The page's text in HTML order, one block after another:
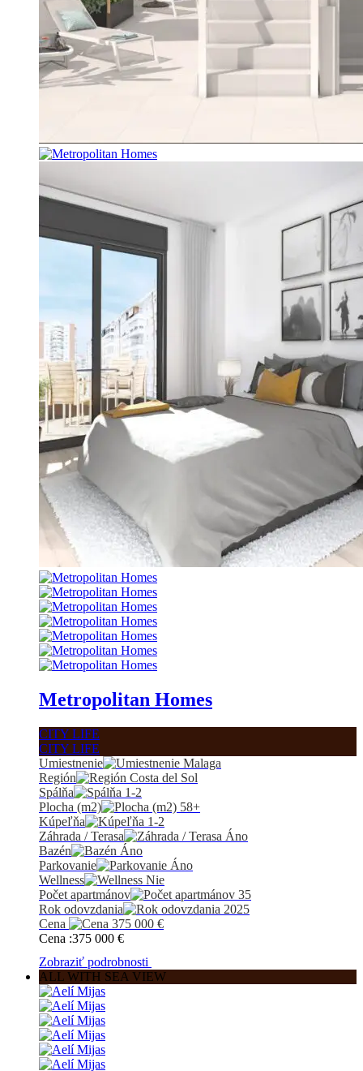
Metropolitan Homes
CITY LIFE
CITY LIFE
Umiestnenie
Malaga
Región
Costa del Sol
Spálňa
1-2
Plocha (m2)
58+
Kúpeľňa
1-2
Záhrada / Terasa
Áno
Bazén
Áno
Parkovanie
Áno
Wellness
Nie
Počet apartmánov
35
Rok odovzdania
2025
Cena
375 000 €
Cena :375 000 €
Zobraziť podrobnosti
ALL WITH SEA VIEW